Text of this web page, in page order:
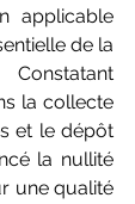
applicable
de la
la collecte
et le dépôt
la nullité
une qualité